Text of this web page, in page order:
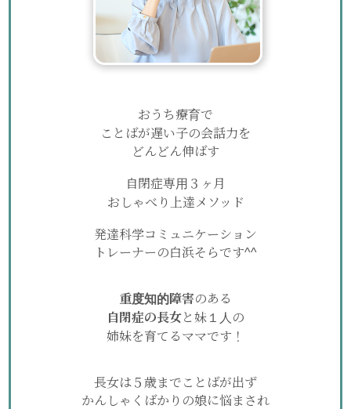
おうち療育で
ことばが遅い子の会話力を
どんどん伸ばす
自閉症専用３ヶ月
おしゃべり上達メソッド
発達科学コミュニケーション
トレーナーの白浜そらです^^
重度知的障害のある
自閉症の長女と妹１人の
姉妹を育てるママです！
長女は５歳までことばが出ず
かんしゃくばかりの娘に悩まされ